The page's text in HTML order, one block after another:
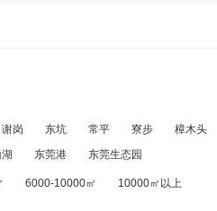
谢岗 东坑 常平 寮步 樟木头
东莞港 东莞生态园
6000-10000㎡ 10000㎡以上